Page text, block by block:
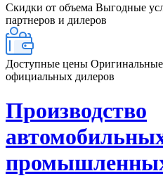
Скидки от объема Выгодные
партнеров и дилеров
Доступные цены
официальных дилеров
Производство